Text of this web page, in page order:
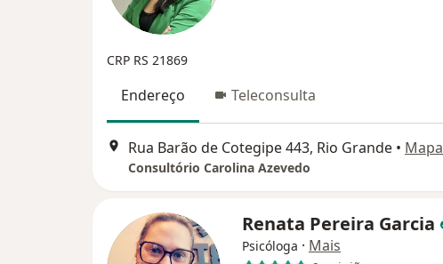
CRP RS 21869
Endereço Teleconsulta
Rua Barão de Cotegipe 443, Rio Grande • Mapa
Consultório Carolina Azevedo
Renata Pereira Garcia
Psicóloga · Mais